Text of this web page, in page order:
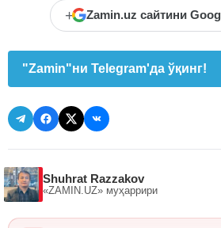
+ Zamin.uz сайтини
"Zamin"ни Telegram'да ўқинг!
Shuhrat Razzakov
«ZAMIN.UZ» муҳаррири